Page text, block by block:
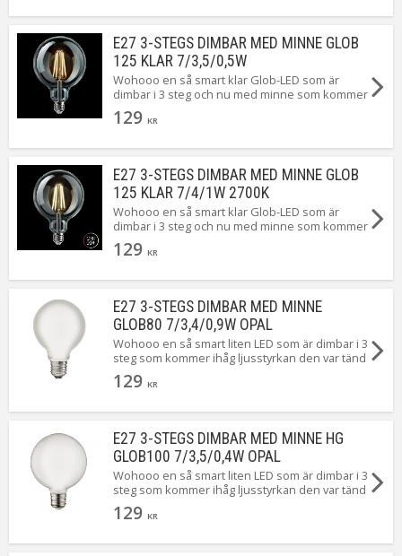
E27 3-STEGS DIMBAR MED MINNE GLOB
125 KLAR 7/3,5/0,5W
Wohooo en så smart klar Glob-LED som är
dimbar i 3 steg och nu med minne som kommer
ihåg ljusstyrkan när lampan släcks. Du byter
enkelt ljusstyrka genom att tända och släcka
129 KR
E27 3-STEGS DIMBAR MED MINNE GLOB
125 KLAR 7/4/1W 2700K
Wohooo en så smart klar Glob-LED som är
dimbar i 3 steg och nu med minne som kommer
ihåg ljusstyrkan när lampan släcks. Du byter
enkelt ljusstyrka genom att tända och släcka
129 KR
E27 3-STEGS DIMBAR MED MINNE
GLOB80 7/3,4/0,9W OPAL
Wohooo en så smart liten LED som är dimbar i 3
steg som kommer ihåg ljusstyrkan den var tänd
med sist. När du först tänder ger den 7W. Släck
och tänd igen så ger den 3,4W. Upprepa en
129 KR
E27 3-STEGS DIMBAR MED MINNE HG
GLOB100 7/3,5/0,4W OPAL
Wohooo en så smart liten LED som är dimbar i 3
steg som kommer ihåg ljusstyrkan den var tänd
med sist. När du först tänder ger den 7W. Släck
och tänd igen så ger den 3,5W. Upprepa en
129 KR